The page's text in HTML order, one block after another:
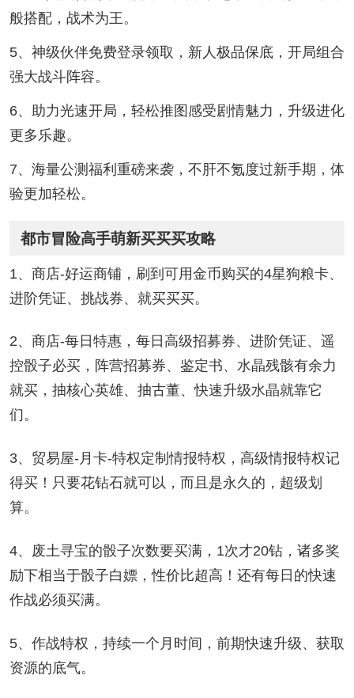
般搭配，战术为王。
5、神级伙伴免费登录领取，新人极品保底，开局组合
强大战斗阵容。
6、助力光速开局，轻松推图感受剧情魅力，升级进化
更多乐趣。
7、海量公测福利重磅来袭，不肝不氪度过新手期，体
验更加轻松。
都市冒险高手萌新买买买攻略
1、商店-好运商铺，刷到可用金币购买的4星狗粮卡、
进阶凭证、挑战券、就买买买。
2、商店-每日特惠，每日高级招募券、进阶凭证、遥
控骰子必买，阵营招募券、鉴定书、水晶残骸有余力
就买，抽核心英雄、抽古董、快速升级水晶就靠它
们。
3、贸易屋-月卡-特权定制情报特权，高级情报特权记
得买！只要花钻石就可以，而且是永久的，超级划
算。
4、废土寻宝的骰子次数要买满，1次才20钻，诸多奖
励下相当于骰子白嫖，性价比超高！还有每日的快速
作战必须买满。
5、作战特权，持续一个月时间，前期快速升级、获取
资源的底气。